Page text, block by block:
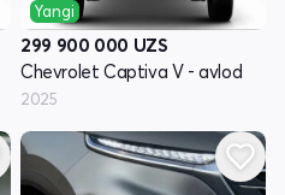
Yangi
299 900 000 UZS
Chevrolet Captiva V - avlod
2025